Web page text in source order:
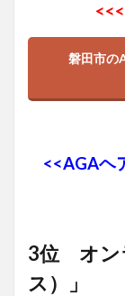
<<<
磐田市の
<<AGAヘ
3位 オン
ス）」